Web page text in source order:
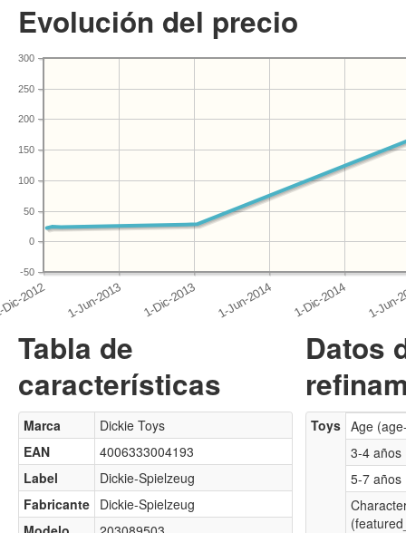
Evolución del precio
-50
0
50
100
150
200
250
300
Tabla de
características
Marca
Dickie Toys
EAN
4006333004193
Label
Dickie-Spielzeug
Fabricante Dickie-Spielzeug
Datos
Toys Age
3-4 años
5-7 años